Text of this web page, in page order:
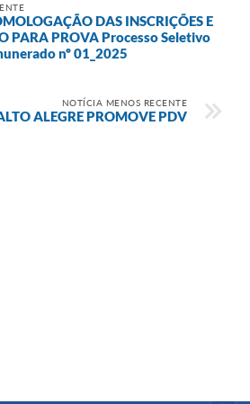
DAS INSCRIÇÕES E
PARA PROVA Processo Seletivo
nº 01_2025
NOTÍCIA MENOS RECENTE
ALEGRE PROMOVE PDV